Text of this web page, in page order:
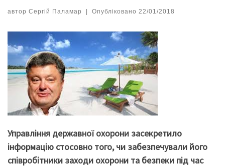
автор Сергій Паламар | Опубліковано 22/01/2018
Управління державної охорони засекретило
інформацію стосовно того, чи забезпечували його
співробітники заходи охорони та безпеки під час